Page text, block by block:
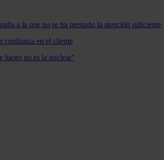
a la que no se ha prestado la atención suficiente
confianza en el cliente
luego no es la nuclear"